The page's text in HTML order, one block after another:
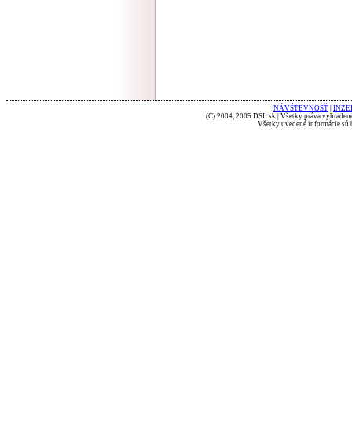
NÁVŠTEVNOSŤ
(C) 2004, 2005 DSL.sk | Všetky práva
Všetky uvedené informácie sú